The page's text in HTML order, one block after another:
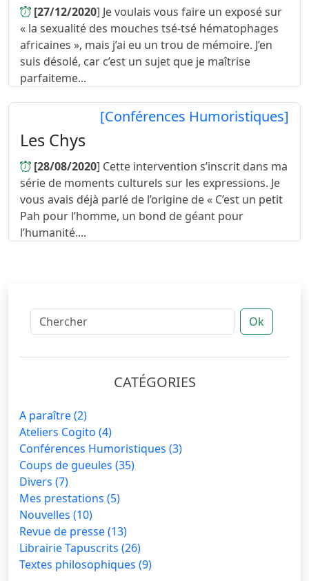
[27/12/2020] Je voulais vous faire un exposé sur
« la sexualité des mouches tsé-tsé hématophages
africaines », mais j’ai eu un trou de mémoire. J’en
suis désolé, car c’est un sujet que je maîtrise
parfaiteme...
[Conférences Humoristiques]
Les Chys
[28/08/2020] Cette intervention s’inscrit dans ma
série de moments culturels sur les expressions. Je
vous avais déjà parlé de l’origine de « C’est un petit
Pah pour l’homme, un bond de géant pour
l’humanité....
Ok
CATÉGORIES
A paraître(2)
Ateliers Cogito (4)
Conférences Humoristiques (3)
Coups de gueules (35)
Divers (7)
Mes prestations (5)
Nouvelles (10)
Revue de presse(13)
Librairie Tapuscrits (26)
Textes philosophiques (9)